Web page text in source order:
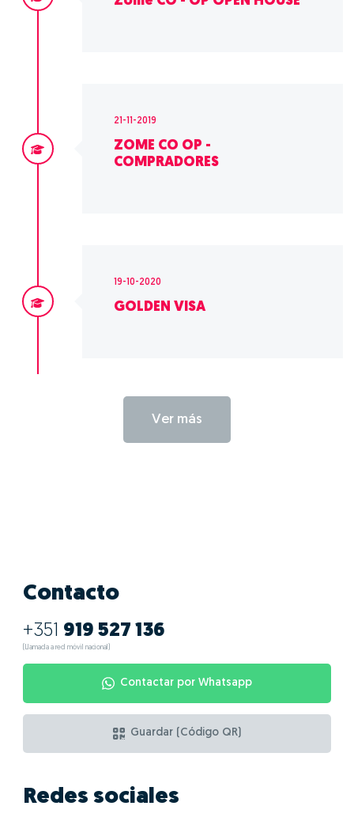
21-11-2019
ZOME CO OP -
COMPRADORES
19-10-2020
GOLDEN VISA
Ver más
Contacto
+351 919 527 136
(Llamada a red móvil nacional)
Contactar por Whatsapp
Guardar (Código QR)
Redes sociales